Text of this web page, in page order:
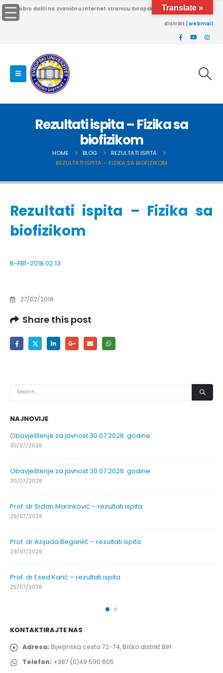
Dobro došli na zvaničnu internet stranicu Evropskog univerziteta Brčko
distrikt |webmail
Rezultati ispita – Fizika sa
biofizikom
HOME BLOG
REZULTATI ISPITA
REZULTATI ISPITA – FIZIKA SA BIOFIZIKOM
Rezultati ispita – Fizika sa
biofizikom
B-FBf-2018.02.13
27/02/2018
Share this post
NAJNOVIJE
Obavještenje za javnost 30.07.2026. godine
30/07/2026
Obavještenje za javnost 30.07.2026. godine
30/07/2026
Prof. dr Srđan Marinković – rezultati ispita
29/07/2026
Prof. dr Azijada Beganlić – rezultati ispita
29/07/2026
Prof. dr Esed Karić – rezultati ispita
25/07/2026
KONTAKTIRAJTE NAS
Adresa: Bijeljinska cesta 72-74, Brčko distrikt BiH
Telefon: +387 (0)49 590 605
Translate »